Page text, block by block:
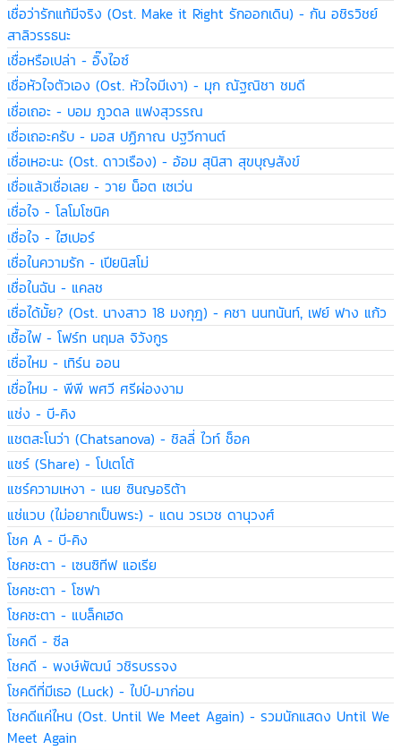
เชื่อว่ารักแท้มีจริง (Ost. Make it Right รักออกเดิน) - กัน อชิรวิชย์
สาลิวรรธนะ
เชื่อหรือเปล่า - อิ๊งไอซ์
เชื่อหัวใจตัวเอง (Ost. หัวใจมีเงา) - มุก ณัฐณิชา ชมดี
เชื่อเถอะ - บอม ภูวดล แฟงสุวรรณ
เชื่อเถอะครับ - มอส ปฏิภาณ ปฐวีกานต์
เชื่อเหอะนะ (Ost. ดาวเรือง) - อ้อม สุนิสา สุขบุญสังข์
เชื่อแล้วเชื่อเลย - วาย น็อต เซเว่น
เชื่อใจ - โลโมโซนิค
เชื่อใจ - ไฮเปอร์
เชื่อในความรัก - เปียนิสโม่
เชื่อในฉัน - แคลช
เชื่อได้มั้ย? (Ost. นางสาว 18 มงกุฎ) - คชา นนทนันท์, เฟย์ ฟาง แก้ว
เชื้อไฟ - โฟร์ท นฤมล จิวังกูร
เชื่อไหม - เทิร์น ออน
เชื่อไหม - พีพี พศวี ศรีผ่องงาม
แช่ง - บี-คิง
แชตสะโนว่า (Chatsanova) - ชิลลี่ ไวท์ ช็อค
แชร์ (Share) - โปเตโต้
แชร์ความเหงา - เนย ซินญอริต้า
แช่แวบ (ไม่อยากเป็นพระ) - แดน วรเวช ดานุวงศ์
โชค A - บี-คิง
โชคชะตา - เซนซิทีฟ แอเรีย
โชคชะตา - โซฟา
โชคชะตา - แบล็คเฮด
โชคดี - ซีล
โชคดี - พงษ์พัฒน์ วชิรบรรจง
โชคดีที่มีเธอ (Luck) - ไปป์-มาก่อน
โชคดีแค่ไหน (Ost. Until We Meet Again) - รวมนักแสดง Until We
Meet Again